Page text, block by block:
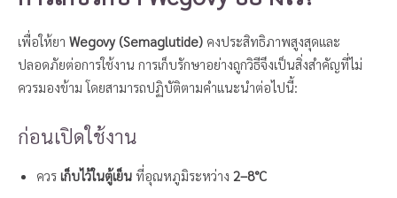
เพื่อให้ยา Wegovy (Semaglutide) คงประสิทธิภาพสูงสุดและ
ปลอดภัยต่อการใช้งาน การเก็บรักษาอย่างถูกวิธีจึงเป็นสิ่งสำคัญที่ไม่
ควรมองข้าม โดยสามารถปฏิบัติตามคำแนะนำต่อไปนี้:
ก่อนเปิดใช้งาน
ควร เก็บไว้ในตู้เย็น ที่อุณหภูมิระหว่าง 2–8°C